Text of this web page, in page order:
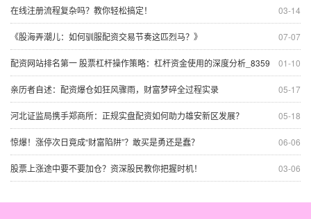
03-14
在线注册流程复杂吗？教你轻松搞定！
07-07
《股海弄潮儿：如何驯服配资交易节奏这匹烈马？》
01-10
配资网站排名第一 股票杠杆操作策略：杠杆资金使用的深度分析_8359
05-17
亲历者自述：配资爆仓如狂风骤雨，财富梦碎全过程实录
05-18
河北证监局携手郑商所：正规实盘配资如何助力雄安新区发展？
06-06
惊爆！涨停次日竟成“财富陷阱”？敢买是勇还是蠢？
03-06
股票上涨途中要不要加仓？资深股民教你把握时机！